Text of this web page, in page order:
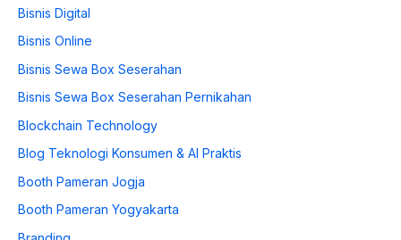
Bisnis Digital
Bisnis Online
Bisnis Sewa Box Seserahan
Bisnis Sewa Box Seserahan Pernikahan
Blockchain Technology
Blog Teknologi Konsumen & AI Praktis
Booth Pameran Jogja
Booth Pameran Yogyakarta